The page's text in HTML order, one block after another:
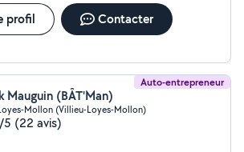
profil Contacter
Auto-entrepreneur
Mauguin (BÂT'Man)
Mollon (Villieu-Loyes-Mollon)
5 (22 avis)